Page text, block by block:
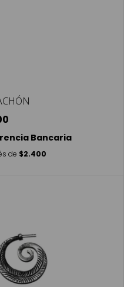
Bancaria
de $2.400